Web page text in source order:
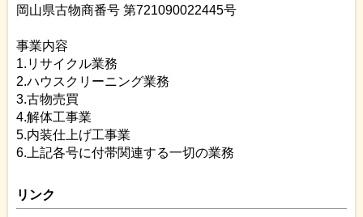
岡山県古物商番号 第721090022445号
事業内容
1.リサイクル業務
2.ハウスクリーニング業務
3.古物売買
4.解体工事業
5.内装仕上げ工事業
6.上記各号に付帯関連する一切の業務
リンク